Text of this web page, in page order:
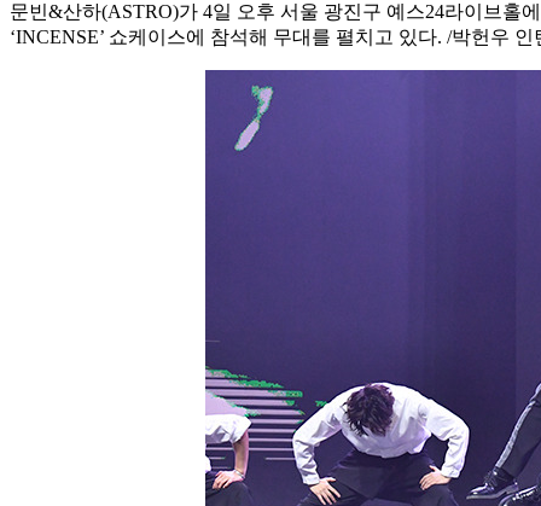
문빈&산하(ASTRO)가 4일 오후 서울 광진구 예스24라이브홀
‘INCENSE’ 쇼케이스에 참석해 무대를 펼치고 있다. /박헌우 인